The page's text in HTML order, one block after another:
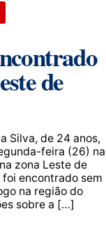
de
Silva, de 24 anos,
feira (26) na
zona Leste de
foi encontrado sem
na região do
sobre a […]